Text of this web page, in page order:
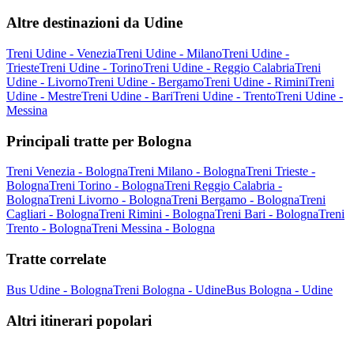
Altre destinazioni da Udine
Treni Udine - VeneziaTreni Udine - MilanoTreni Udine -
TriesteTreni Udine - TorinoTreni Udine - Reggio CalabriaTreni
Udine - LivornoTreni Udine - BergamoTreni Udine - RiminiTreni
Udine - MestreTreni Udine - BariTreni Udine - TrentoTreni Udine -
Messina
Principali tratte per Bologna
Treni Venezia - BolognaTreni Milano - BolognaTreni Trieste -
BolognaTreni Torino - BolognaTreni Reggio Calabria -
BolognaTreni Livorno - BolognaTreni Bergamo - BolognaTreni
Cagliari - BolognaTreni Rimini - BolognaTreni Bari - BolognaTreni
Trento - BolognaTreni Messina - Bologna
Tratte correlate
Bus Udine - BolognaTreni Bologna - UdineBus Bologna - Udine
Altri itinerari popolari